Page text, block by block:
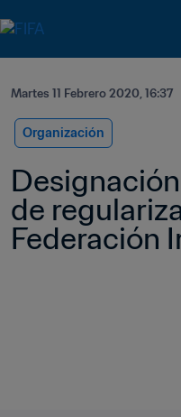
Martes 11 Febrero 2020, 16:37
Organización
de
Federación